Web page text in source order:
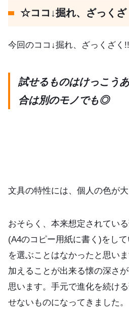
☆ココ↓掘れ、ざっくざ
今回のココ↓掘れ、ざっくざく!!
試せるものはけっこう
合は別のモノでも◎
文具の特性には、個人の色が大
おそらく、本来想定されてい
(A4のコピー用紙に書く)をし
を選ぶことはなかったと思い
加えることが出来る懐の深さ
思います。手元で進化を続け
せないものになってきました。